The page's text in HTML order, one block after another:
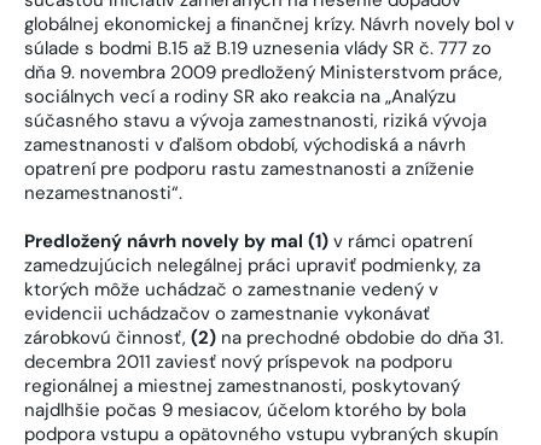
globálnej ekonomickej a finančnej krízy. Návrh novely bol v
súlade s bodmi B.15 až B.19 uznesenia vlády SR č. 777 zo
dňa 9. novembra 2009 predložený Ministerstvom práce,
sociálnych vecí a rodiny SR ako reakcia na „Analýzu
súčasného stavu a vývoja zamestnanosti, riziká vývoja
zamestnanosti v ďalšom období, východiská a návrh
opatrení pre podporu rastu zamestnanosti a zníženie
nezamestnanosti“.
Predložený návrh novely by mal (1) v rámci opatrení
zamedzujúcich nelegálnej práci upraviť podmienky, za
ktorých môže uchádzač o zamestnanie vedený v
evidencii uchádzačov o zamestnanie vykonávať
zárobkovú činnosť, (2) na prechodné obdobie do dňa 31.
decembra 2011 zaviesť nový príspevok na podporu
regionálnej a miestnej zamestnanosti, poskytovaný
najdlhšie počas 9 mesiacov, účelom ktorého by bola
podpora vstupu a opätovného vstupu vybraných skupín